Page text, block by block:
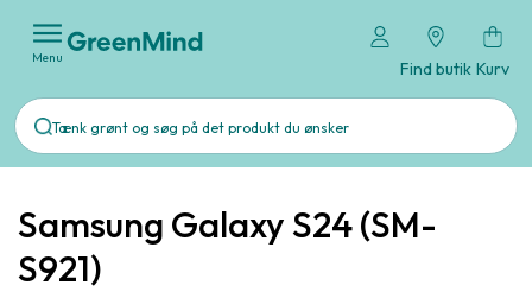
Menu
Find butik Kurv
Samsung Galaxy S24 (SM-
S921)